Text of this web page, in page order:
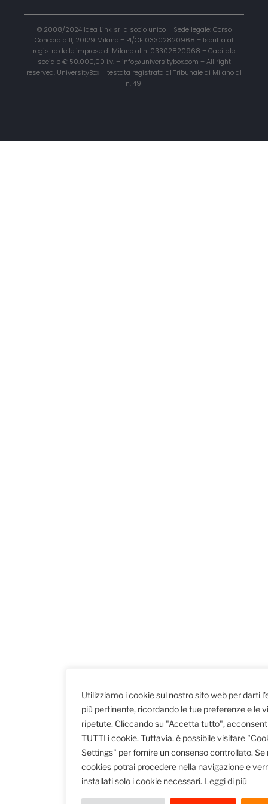
Utilizziamo i cookie sul nostro sito web per darti
più pertinente, ricordando le tue preferenze e le
ripetute. Cliccando su "Accetta tutto",
TUTTI i cookie. Tuttavia, è possibile visitare
Settings" per fornire un consenso controllato.
cookies potrai procedere nella navigazione e
installati solo i cookie necessari. Leggi di più
© 2008/2024 Idea Link srl a socio unico – Sede legale: Corso
Concordia 11, 20129 Milano – PI/CF 03302820968 – Iscritta al
registro delle imprese di Milano al n. 03302820968 – Capitale
sociale € 50.000,00 i.v. – info@universitybox.com – All right
reserved. UniversityBox – testata registrata al Tribunale di Milano al
n. 491